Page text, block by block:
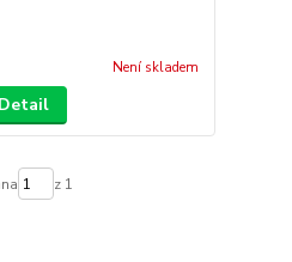
Není skladem
Detail
z 1